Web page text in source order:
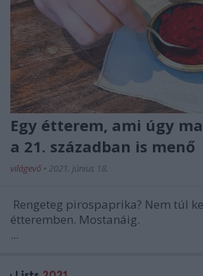
Egy étterem, ami úgy
a 21. században is menő
világevő • 2021. június 18.
Rengeteg pirospaprika? Nem túl
étteremben. Mostanáig.
...